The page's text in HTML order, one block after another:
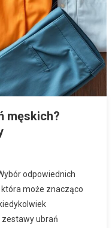
męskich?
odpowiednich
może znacząco
zestawy ubrań